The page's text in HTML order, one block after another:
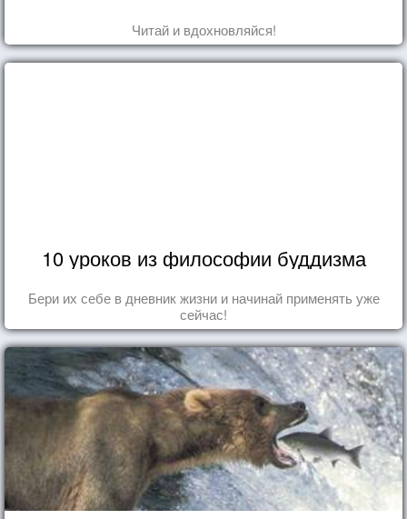
Читай и вдохновляйся!
10 уроков из философии буддизма
Бери их себе в дневник жизни и начинай применять уже
сейчас!